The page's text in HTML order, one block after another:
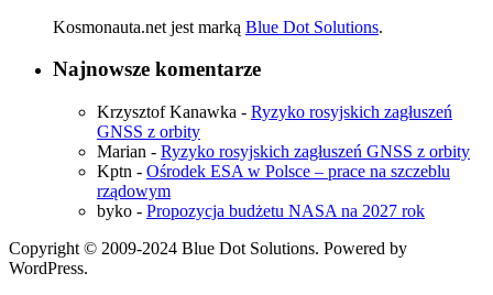
Kosmonauta.net jest marką Blue Dot Solutions.
Najnowsze komentarze
Krzysztof Kanawka - Ryzyko rosyjskich zagłuszeń
GNSS z orbity
Marian - Ryzyko rosyjskich zagłuszeń GNSS z orbity
Kptn - Ośrodek ESA w Polsce – prace na szczeblu
rządowym
byko - Propozycja budżetu NASA na 2027 rok
Copyright © 2009-2024 Blue Dot Solutions. Powered by
WordPress.